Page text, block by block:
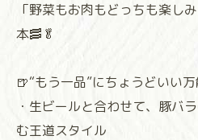
「野菜もお肉もどっちも楽し
本🥓🥬
🍺“もう一品”にちょうどいい
・生ビールと合わせて、豚バ
む王道スタイル